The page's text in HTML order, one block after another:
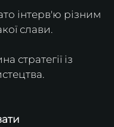
інтерв'ю різним
слави.
стратегії із